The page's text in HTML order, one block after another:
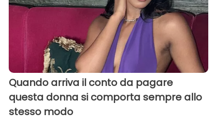
Quando arriva il conto da pagare
questa donna si comporta sempre allo
stesso modo